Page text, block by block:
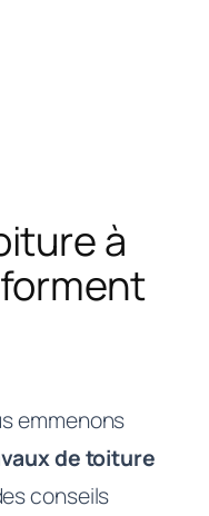
à
emmenons
de toiture
conseils